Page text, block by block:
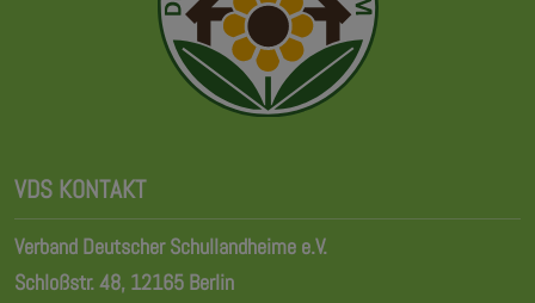
VDS KONTAKT
Verband Deutscher Schullandheime e.V.
Schloßstr. 48, 12165 Berlin